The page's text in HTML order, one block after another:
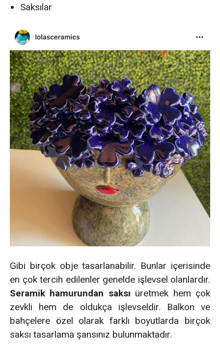
Saksılar
Gibi birçok obje tasarlanabilir. Bunlar içerisinde
en çok tercih edilenler genelde işlevsel olanlardır.
Seramik hamurundan saksı üretmek hem çok
zevkli hem de oldukça işlevseldir. Balkon ve
bahçelere özel olarak farklı boyutlarda birçok
saksı tasarlama şansınız bulunmaktadır.